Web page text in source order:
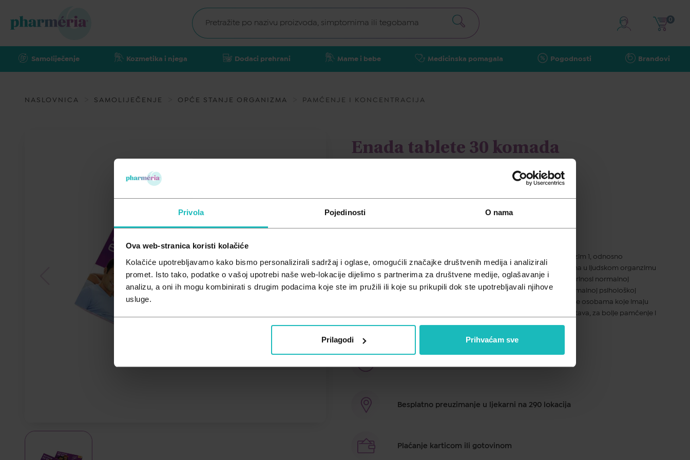
Privola Pojedinosti O nama
Ova web-stranica koristi kolačiće
Kolačiće upotrebljavamo kako bismo personalizirali sadržaj i oglase, omogućili značajke društvenih medija i analizirali
promet. Isto tako, podatke o vašoj upotrebi naše web-lokacije dijelimo s partnerima za društvene medije, oglašavanje i
analizu, a oni ih mogu kombinirati s drugim podacima koje ste im pružili ili koje su prikupili dok ste upotrebljavali njihove
usluge.
Prilagodi Prihvaćam sve
Samoliječenje Kozmetika i njega Dodaci prehrani Mame i bebe Medicinska pomagala Pogodnosti Brandovi
0
NASLOVNICA SAMOLIJEČENJE OPĆE STANJE ORGANIZMA PAMĆENJE I KONCENTRACIJA
Enada tablete 30 komada
51,93
Enada-good morning je dodatak prehrani čiji je glavni sastojak koenzim 1, odnosno
stabilizirani NADH. Koenzim 1 smatra se jednim od najvažnijih koenzima u ljudskom organzimu
jer je odgovoran za odvijanje velikog broja biokemijskih reakcija, doprinosi normalnoj
proizvodnji energije, normalnom funkcioniraju živčanog sustava, normalnoj psihološkoj
funckiji i smanjenju umora i iscrpljenosti. Enada tablete preporučaju se osobama koje imaju
veće potrebe za energijom i izdržljivošću, jačanjem imunološkog sustava, za bolje pamćenje i
koncentraciju i bolje raspoloženje.
Besplatno preuzimanje u ljekarni na 290 lokacija
Plaćanje karticom ili gotovinom